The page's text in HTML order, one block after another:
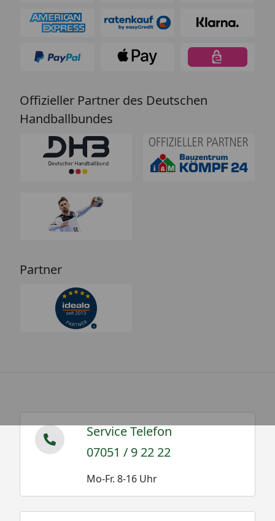
Offizieller Partner des Deutschen
Handballbundes
Partner
Service Telefon
07051 / 9 22 22
Mo-Fr. 8-16 Uhr